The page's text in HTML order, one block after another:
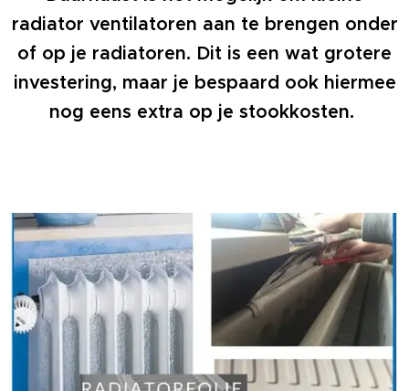
radiator ventilatoren aan te brengen onder
of op je radiatoren. Dit is een wat grotere
investering, maar je bespaard ook hiermee
nog eens extra op je stookkosten.